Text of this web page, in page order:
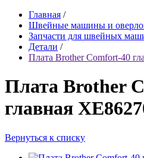
Главная /
Швейные машины и
Запчасти для швейных
Детали /
Плата Brother Comfort-40
Плата Brother
главная
Вернуться к списку